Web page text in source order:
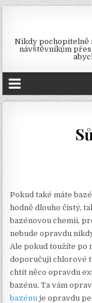
Nikdy pochopitelně
návštěvníkům
Pokud také máte
hodně dlouho čistý,
bazénovou chemii,
nebude opravdu
Ale pokud toužíte po
doporučuji chlorové
chtít něco opravdu
bazénu. Ta vám
bazénu je opravdu